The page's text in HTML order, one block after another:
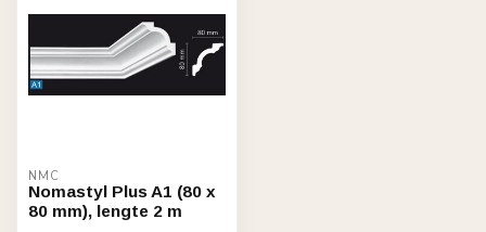
NMC
Nomastyl Plus A1 (80 x
80 mm), lengte 2 m